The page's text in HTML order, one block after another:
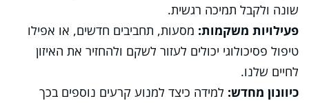
שונה ולקבל תמיכה רגשית.
פעילויות משקמות: מסעות, תחביבים חדשים, או אפילו
טיפול פסיכולוגי יכולים לעזור לשקם ולהחזיר את האיזון
לחיים שלנו.
כיוונון מחדש: למידה כיצד למנוע קרעים נוספים בכך